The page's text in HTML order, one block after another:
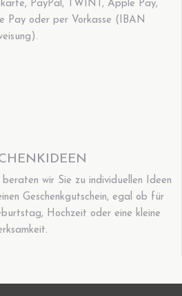
PayPal, TWINT, Apple Pay,
Pay oder per Vorkasse (IBAN
beraten wir Sie zu individuellen Ideen
Geschenkgutschein, egal ob für
Hochzeit oder eine kleine